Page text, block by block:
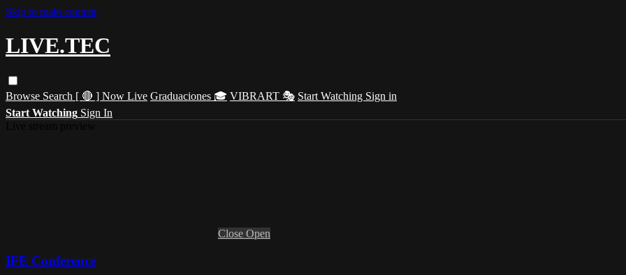
Skip to main content
LIVE.TEC
Browse Search [ 🔴 ] Now Live Graduaciones 🎓 VIBRART 🎭 Start Watching Sign in
Start Watching Sign In
Close Open
IFE Conference